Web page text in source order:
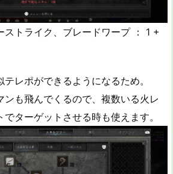
ストライク、ブレードワープ ： 1 +
レポができるようになるため。
ンも飛んでくるので、複数いる火レ
ターゲットさせる時も使えます。